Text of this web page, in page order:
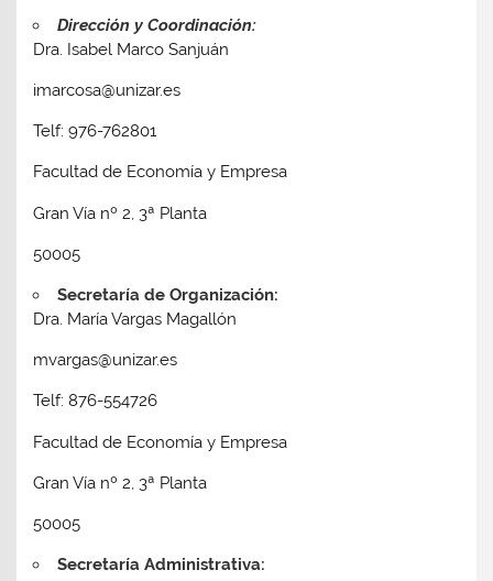
Dirección y Coordinación:
Dra. Isabel Marco Sanjuán
imarcosa@unizar.es
Telf: 976-762801
Facultad de Economía y Empresa
Gran Vía nº 2, 3ª Planta
50005
Secretaría de Organización:
Dra. María Vargas Magallón
mvargas@unizar.es
Telf: 876-554726
Facultad de Economía y Empresa
Gran Vía nº 2, 3ª Planta
50005
Secretaría Administrativa: